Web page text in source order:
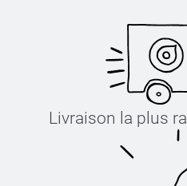
Livraison la plus